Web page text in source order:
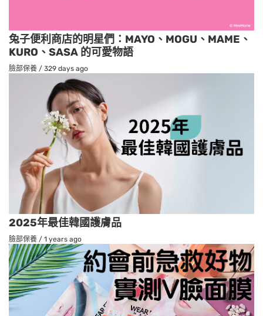
兔子便利商店的明星們：MAYO、MOGU、MAME、
KURO、SASA 的可愛物語
臉部保養 / 329 days ago
2025年最佳韓國護膚品
臉部保養 / 1 years ago